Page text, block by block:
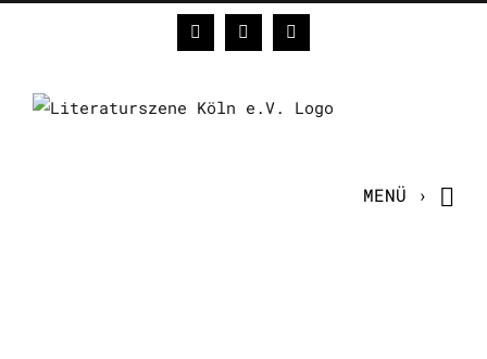
FacebookInstagram
E-
Mail